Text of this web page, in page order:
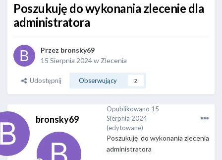
Poszukuję do wykonania zlecenie dla
administratora
Przez bronsky69
15 Sierpnia 2024w Zlecenia
Udostępnij Obserwujący 2
bronsky69
Opublikowano 15
Sierpnia 2024
(edytowane)
Poszukuję do wykonania zlecenia
administratora